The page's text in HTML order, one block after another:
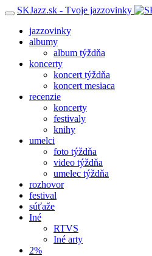
SKJazz.sk - Tvoje jazzovinky
jazzovinky
albumy
album týždňa
koncerty
koncert týždňa
koncert mesiaca
recenzie
koncerty
festivaly
knihy
umelci
foto týždňa
video týždňa
umelec týždňa
rozhovor
festival
súťaže
Iné
RTVS
Iné arty
2%